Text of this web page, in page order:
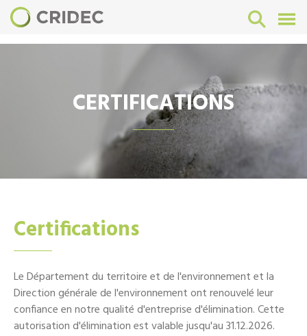
CERTIFICATIONS
Certifications
Le Département du territoire et de l'environnement et la
Direction générale de l'environnement ont renouvelé leur
confiance en notre qualité d'entreprise d'élimination. Cette
autorisation d'élimination est valable jusqu'au 31.12.2026.